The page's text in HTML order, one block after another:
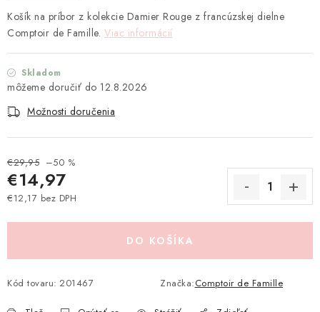
ZNAČKY
Ako nakupovať
Podmienky ochrany osobných údajov
Návod na údržbu nábytku
Košík na príbor z kolekcie Damier Rouge z francúzskej dielne
Comptoir de Famille. Viac informácií
Skladom
12.8.2026
Možnosti doručenia
€29,95 –50 %
€14,97
€12,17 bez DPH
DO KOŠÍKA
Kód tovaru: 201467 Značka:Comptoir de Famille